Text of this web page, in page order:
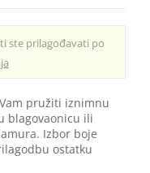
ste prilagođavati po
pružiti iznimnu
blagovaonicu ili
Izbor boje
ostatku